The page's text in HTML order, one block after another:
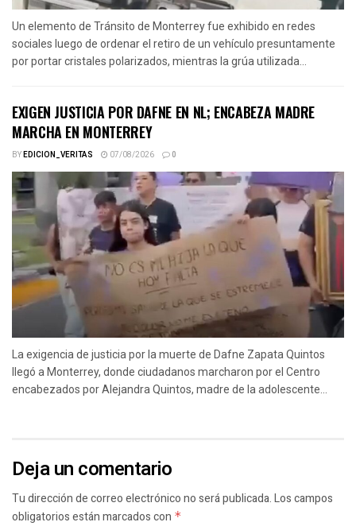
Un elemento de Tránsito de Monterrey fue exhibido en redes
sociales luego de ordenar el retiro de un vehículo presuntamente
por portar cristales polarizados, mientras la grúa utilizada...
EXIGEN JUSTICIA POR DAFNE EN NL; ENCABEZA MADRE
MARCHA EN MONTERREY
BYEDICION_VERITAS 07/08/2026 0
La exigencia de justicia por la muerte de Dafne Zapata Quintos
llegó a Monterrey, donde ciudadanos marcharon por el Centro
encabezados por Alejandra Quintos, madre de la adolescente...
Deja un comentario
Tu dirección de correo electrónico no será publicada.Los campos
obligatorios están marcados con *